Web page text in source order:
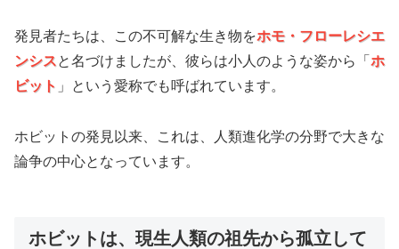
発見者たちは、この不可解な生き物をホモ・フローレシエ
ンシスと名づけましたが、彼らは小人のような姿から「 ホ
ビット 」という愛称でも呼ばれています。
ホビットの発見以来、これは、人類進化学の分野で大きな
論争の中心となっています。
ホビットは、現生人類の祖先から孤立して